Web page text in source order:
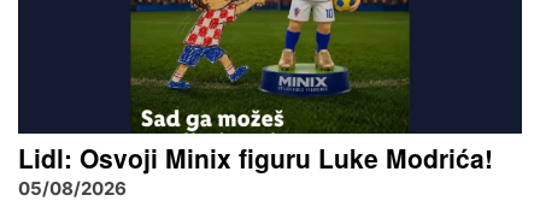
Lidl: Osvoji Minix figuru Luke Modrića!
05/08/2026